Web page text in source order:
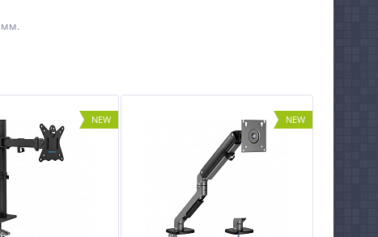
мм.
NEW NEW